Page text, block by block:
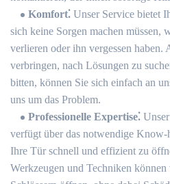
Komfort⁚ Unser Service bietet
sich keine Sorgen machen müssen,
verlieren oder ihn vergessen haben.​
verbringen, nach Lösungen zu
bitten, können Sie sich einfach an
uns um das Problem.​
Professionelle Expertise⁚
verfügt über das notwendige
Ihre Tür schnell und effizient zu
Werkzeugen und Techniken